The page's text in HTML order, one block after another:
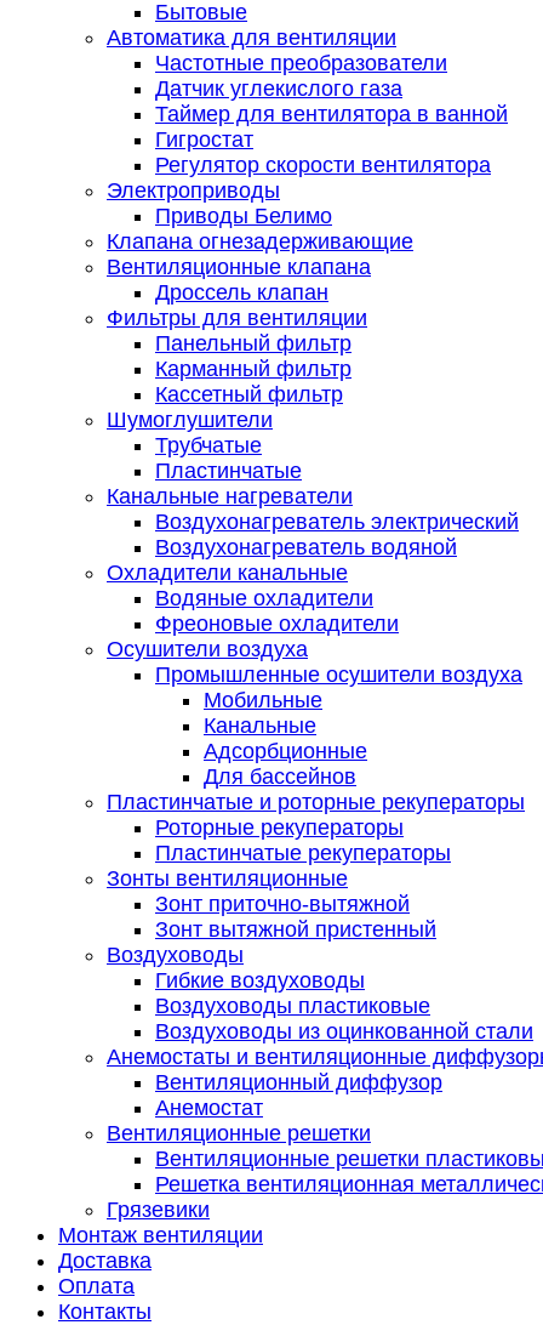
Бытовые
Автоматика для вентиляции
Частотные преобразователи
Датчик углекислого газа
Таймер для вентилятора в ванной
Гигростат
Регулятор скорости вентилятора
Электроприводы
Приводы Белимо
Клапана огнезадерживающие
Вентиляционные клапана
Дроссель клапан
Фильтры для вентиляции
Панельный фильтр
Карманный фильтр
Кассетный фильтр
Шумоглушители
Трубчатые
Пластинчатые
Канальные нагреватели
Воздухонагреватель электрический
Воздухонагреватель водяной
Охладители канальные
Водяные охладители
Фреоновые охладители
Осушители воздуха
Промышленные осушители воздуха
Мобильные
Канальные
Адсорбционные
Для бассейнов
Пластинчатые и роторные рекуператоры
Роторные рекуператоры
Пластинчатые рекуператоры
Зонты вентиляционные
Зонт приточно-вытяжной
Зонт вытяжной пристенный
Воздуховоды
Гибкие воздуховоды
Воздуховоды пластиковые
Воздуховоды из оцинкованной стали
Анемостаты и вентиляционные
Вентиляционный диффузор
Анемостат
Вентиляционные решетки
Вентиляционные решетки
Решетка вентиляционная
Грязевики
Монтаж вентиляции
Доставка
Оплата
Контакты